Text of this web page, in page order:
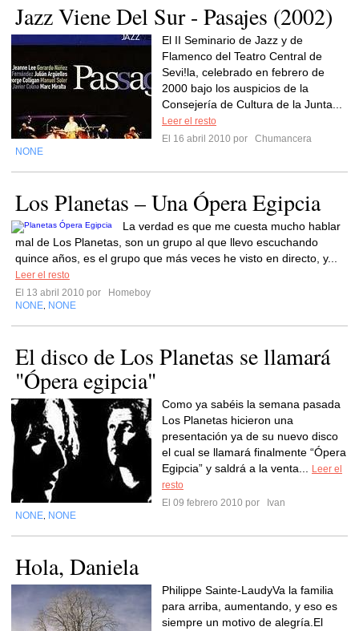
Jazz Viene Del Sur - Pasajes (2002)
El II Seminario de Jazz y de
Flamenco del Tea­tro Central de
Sevi!la, celebrado en febrero de
2000 bajo los auspicios de la
Consejería de Cultura de la Junta...
Leer el resto
El 16 abril 2010 por
Chumancera
NONE
Los Planetas – Una Ópera Egipcia
La verdad es que me cuesta mucho hablar
mal de Los Planetas, son un grupo al que llevo escuchando
quince años, es el grupo que más veces he visto en directo, y...
Leer el resto
El 13 abril 2010 por
Homeboy
NONE NONE
El disco de Los Planetas se llamará
"Ópera egipcia"
Como ya sabéis la semana pasada
Los Planetas hicieron una
presentación ya de su nuevo disco
el cual se llamará finalmente “Ópera
Egipcia” y saldrá a la venta...
Leer el
resto
El 09 febrero 2010 por
Ivan
NONE NONE
Hola, Daniela
Philippe Sainte-LaudyVa la familia
para arriba, aumentando, y eso es
siempre un motivo de alegría.El